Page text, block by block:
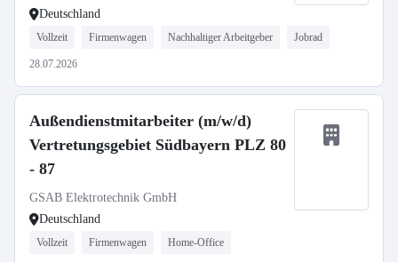
Deutschland
Vollzeit Firmenwagen Nachhaltiger Arbeitgeber Jobrad
28.07.2026
Außendienstmitarbeiter (m/w/d)
Vertretungsgebiet Südbayern PLZ 80
- 87
GSAB Elektrotechnik GmbH
Deutschland
Vollzeit Firmenwagen Home-Office